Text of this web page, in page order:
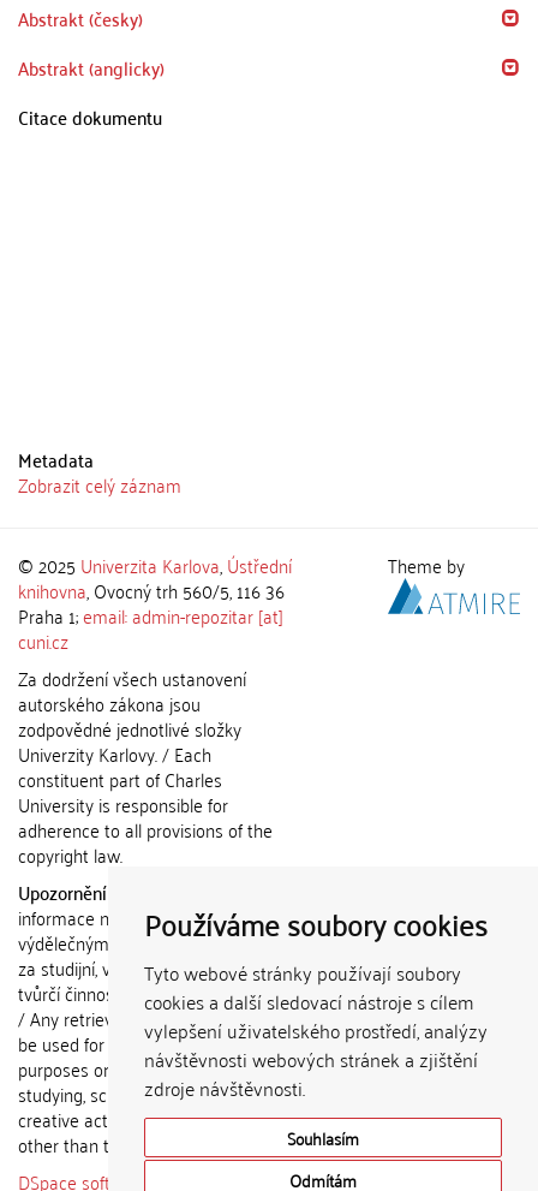
Používáme soubory cookies
Tyto webové stránky používají soubory
cookies a další sledovací nástroje s cílem
vylepšení uživatelského prostředí, analýzy
návštěvnosti webových stránek a zjištění
zdroje návštěvnosti.
Souhlasím
Odmítám
Abstrakt (česky)
Abstrakt (anglicky)
Citace dokumentu
Metadata
Zobrazit celý záznam
© 2025 Univerzita Karlova,Ústřední
knihovna, Ovocný trh 560/5, 116 36
Praha 1;email: admin-repozitar [at]
cuni.cz
Za dodržení všech ustanovení
autorského zákona jsou
zodpovědné jednotlivé složky
Univerzity Karlovy. / Each
constituent part of Charles
University is responsible for
adherence to all provisions of the
copyright law.
Upozornění / Notice:
informace nemohou být použity k
výdělečným účelům nebo vydávány
za studijní, vědeckou nebo jinou
tvůrčí činnost jiné osoby než autora.
/ Any retrieved information shall not
be used for any commercial
purposes or claimed as results of
studying, scientific or any other
creative activities of any person
other than the author.
DSpace software
copyright © 2002-
Theme by